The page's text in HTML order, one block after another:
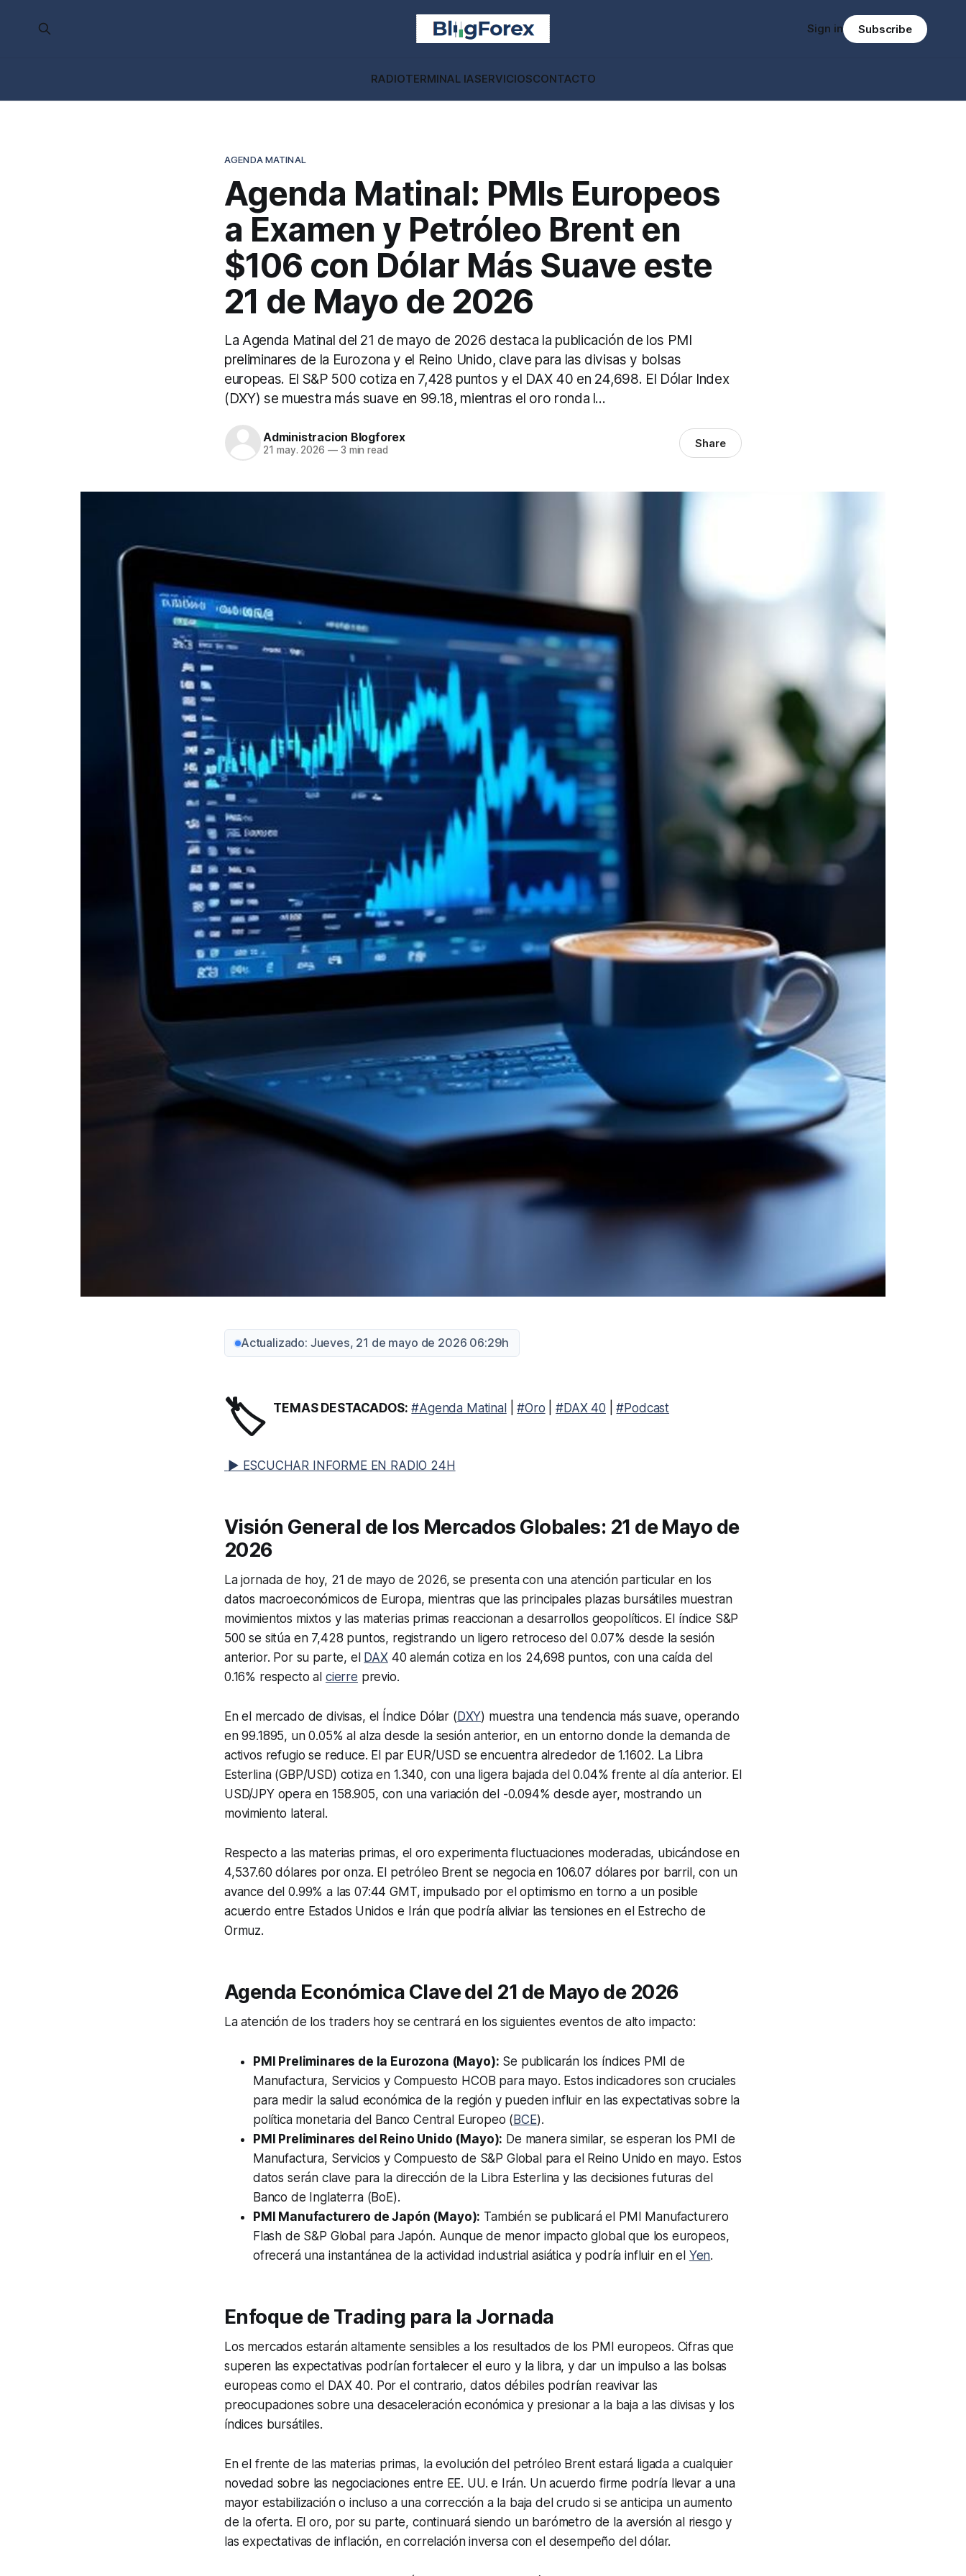
RADIOTERMINAL IASERVICIOSCONTACTO
Sign in Subscribe
AGENDA MATINAL
Agenda Matinal: PMIs Europeos
a Examen y Petróleo Brent en
$106 con Dólar Más Suave este
21 de Mayo de 2026
La Agenda Matinal del 21 de mayo de 2026 destaca la publicación de los PMI
preliminares de la Eurozona y el Reino Unido, clave para las divisas y bolsas
europeas. El S&P 500 cotiza en 7,428 puntos y el DAX 40 en 24,698. El Dólar Index
(DXY) se muestra más suave en 99.18, mientras el oro ronda l...
Administracion Blogforex
21 may. 2026 —3 min read Share
Actualizado: Jueves, 21 de mayo de 2026 06:29h
🏷️ TEMAS DESTACADOS: #Agenda Matinal |#Oro |#DAX 40 |#Podcast
▶ ESCUCHAR INFORME EN RADIO 24H
Visión General de los Mercados Globales: 21 de Mayo de
2026
La jornada de hoy, 21 de mayo de 2026, se presenta con una atención particular en los
datos macroeconómicos de Europa, mientras que las principales plazas bursátiles muestran
movimientos mixtos y las materias primas reaccionan a desarrollos geopolíticos. El índice S&P
500 se sitúa en 7,428 puntos, registrando un ligero retroceso del 0.07% desde la sesión
anterior. Por su parte, el DAX40 alemán cotiza en los 24,698 puntos, con una caída del
0.16% respecto al cierre previo.
En el mercado de divisas, el Índice Dólar ( DXY) muestra una tendencia más suave, operando
en 99.1895, un 0.05% al alza desde la sesión anterior, en un entorno donde la demanda de
activos refugio se reduce. El par EUR/USD se encuentra alrededor de 1.1602. La Libra
Esterlina (GBP/USD) cotiza en 1.340, con una ligera bajada del 0.04% frente al día anterior. El
USD/JPY opera en 158.905, con una variación del -0.094% desde ayer, mostrando un
movimiento lateral.
Respecto a las materias primas, el oro experimenta fluctuaciones moderadas, ubicándose en
4,537.60 dólares por onza. El petróleo Brent se negocia en 106.07 dólares por barril, con un
avance del 0.99% a las 07:44 GMT, impulsado por el optimismo en torno a un posible
acuerdo entre Estados Unidos e Irán que podría aliviar las tensiones en el Estrecho de
Ormuz.
Agenda Económica Clave del 21 de Mayo de 2026
La atención de los traders hoy se centrará en los siguientes eventos de alto impacto:
PMI Preliminares de la Eurozona (Mayo): Se publicarán los índices PMI de
Manufactura, Servicios y Compuesto HCOB para mayo. Estos indicadores son cruciales
para medir la salud económica de la región y pueden influir en las expectativas sobre la
política monetaria del Banco Central Europeo ( BCE).
PMI Preliminares del Reino Unido (Mayo): De manera similar, se esperan los PMI de
Manufactura, Servicios y Compuesto de S&P Global para el Reino Unido en mayo. Estos
datos serán clave para la dirección de la Libra Esterlina y las decisiones futuras del
Banco de Inglaterra (BoE).
PMI Manufacturero de Japón (Mayo): También se publicará el PMI Manufacturero
Flash de S&P Global para Japón. Aunque de menor impacto global que los europeos,
ofrecerá una instantánea de la actividad industrial asiática y podría influir en el Yen.
Enfoque de Trading para la Jornada
Los mercados estarán altamente sensibles a los resultados de los PMI europeos. Cifras que
superen las expectativas podrían fortalecer el euro y la libra, y dar un impulso a las bolsas
europeas como el DAX 40. Por el contrario, datos débiles podrían reavivar las
preocupaciones sobre una desaceleración económica y presionar a la baja a las divisas y los
índices bursátiles.
En el frente de las materias primas, la evolución del petróleo Brent estará ligada a cualquier
novedad sobre las negociaciones entre EE. UU. e Irán. Un acuerdo firme podría llevar a una
mayor estabilización o incluso a una corrección a la baja del crudo si se anticipa un aumento
de la oferta. El oro, por su parte, continuará siendo un barómetro de la aversión al riesgo y
las expectativas de inflación, en correlación inversa con el desempeño del dólar.